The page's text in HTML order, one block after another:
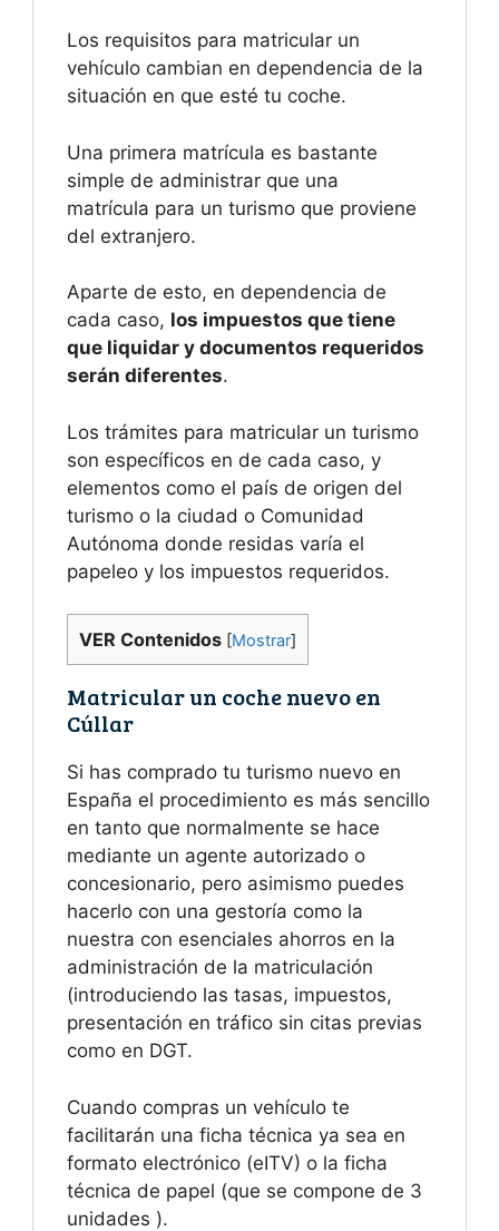
Los requisitos para matricular un
vehículo cambian en dependencia de la
situación en que esté tu coche.
Una primera matrícula es bastante
simple de administrar que una
matrícula para un turismo que proviene
del extranjero.
Aparte de esto, en dependencia de
cada caso, los impuestos que tiene
que liquidar y documentos requeridos
serán diferentes.
Los trámites para matricular un turismo
son específicos en de cada caso, y
elementos como el país de origen del
turismo o la ciudad o Comunidad
Autónoma donde residas varía el
papeleo y los impuestos requeridos.
VER Contenidos [Mostrar]
Matricular un coche nuevo en
Cúllar
Si has comprado tu turismo nuevo en
España el procedimiento es más sencillo
en tanto que normalmente se hace
mediante un agente autorizado o
concesionario, pero asimismo puedes
hacerlo con una gestoría como la
nuestra con esenciales ahorros en la
administración de la matriculación
(introduciendo las tasas, impuestos,
presentación en tráfico sin citas previas
como en DGT.
Cuando compras un vehículo te
facilitarán una ficha técnica ya sea en
formato electrónico (eITV) o la ficha
técnica de papel (que se compone de 3
unidades ).